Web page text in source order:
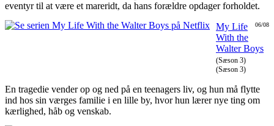
eventyr til at være et mareridt, da hans forældre opdager forholdet.
06/08
My Life
With the
Walter Boys
(Sæson 3)
(Sæson 3)
En tragedie vender op og ned på en teenagers liv, og hun må flytte
ind hos sin værges familie i en lille by, hvor hun lærer nye ting om
kærlighed, håb og venskab.